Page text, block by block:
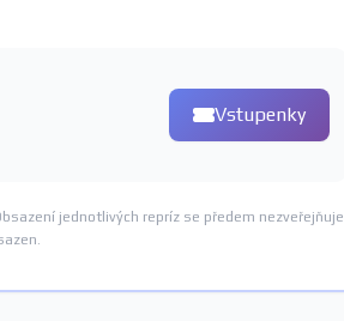
Vstupenky
jednotlivých repríz se předem nezveřejňuje